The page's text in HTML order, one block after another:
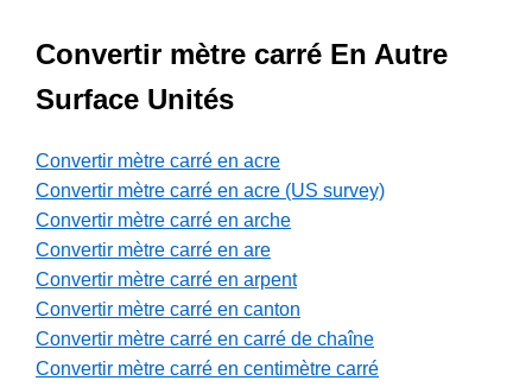
Convertir mètre carré En Autre
Surface Unités
Convertir mètre carré en acre
Convertir mètre carré en acre (US survey)
Convertir mètre carré en arche
Convertir mètre carré en are
Convertir mètre carré en arpent
Convertir mètre carré en canton
Convertir mètre carré en carré de chaîne
Convertir mètre carré en centimètre carré